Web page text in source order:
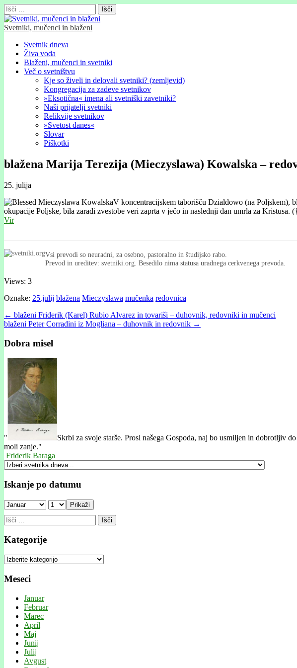
Išči:
Svetniki, mučenci in blaženi
Glavni
meni
Skip
content
Svetnik dneva
Živa voda
Blaženi, mučenci in svetniki
Več o svetništvu
Kje so živeli in delovali svetniki? (zemljevid)
Kongregacija za zadeve svetnikov
»Eksotična« imena ali svetniški zavetniki?
Naši prijatelji svetniki
Relikvije svetnikov
»Svetost danes«
Slovar
Piškotki
blažena Marija Terezija (Mieczyslawa) Kowalska –
25. julija
V koncentracijskem taborišču Dzialdowo (na Poljskem),
okupacije Poljske, bila zaradi zvestobe veri zaprta v ječo in naslednji dan umrla za Kristusa.
Vir
Vsi prevodi so neuradni, za osebno, pastoralno in študijsko rabo.
Prevod in ureditev: svetniki.org. Besedilo nima statusa uradnega cerkvenega prevoda.
Views: 3
Oznake: 25.julij blažena Mieczyslawa mučenka redovnica
Post
navigation
← blaženi Friderik (Karel) Rubio Alvarez in tovariši – duhovnik, redovniki in mučenci
blaženi Peter Corradini iz Mogliana – duhovnik in redovnik →
Dobra misel
"
Skrbi za svoje starše. Prosi našega Gospoda, naj bo usmiljen in dobrotljiv
moli zanje."
Friderik Baraga
Iskanje po datumu
Prikaži
Išči:
Kategorije
Kategorije
Meseci
Januar
Februar
Marec
April
Maj
Junij
Julij
Avgust